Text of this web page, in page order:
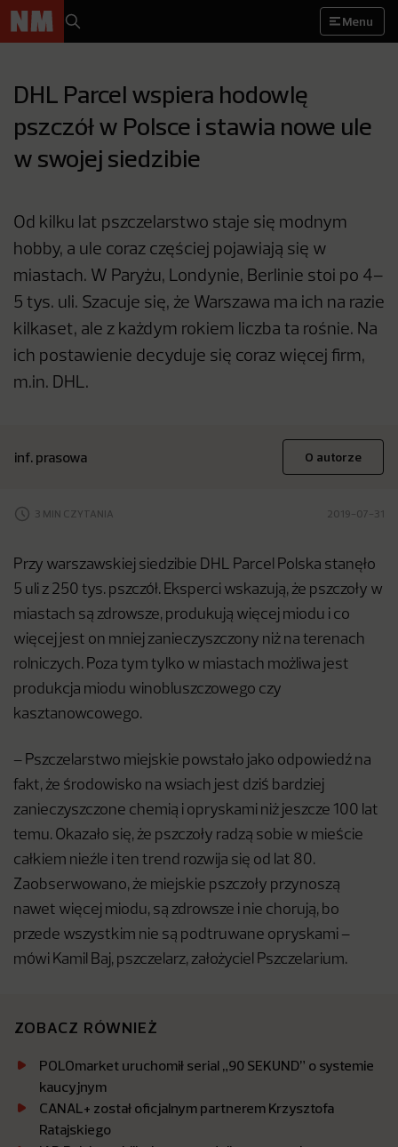
Menu
DHL Parcel wspiera hodowlę
pszczół w Polsce i stawia nowe ule
w swojej siedzibie
Od kilku lat pszczelarstwo staje się modnym
hobby, a ule coraz częściej pojawiają się w
miastach. W Paryżu, Londynie, Berlinie stoi po 4–
5 tys. uli. Szacuje się, że Warszawa ma ich na razie
kilkaset, ale z każdym rokiem liczba ta rośnie. Na
ich postawienie decyduje się coraz więcej firm,
m.in. DHL.
inf. prasowa O autorze
3 MIN CZYTANIA 2019-07-31
Przy warszawskiej siedzibie DHL Parcel Polska stanęło
5 uli z 250 tys. pszczół. Eksperci wskazują, że pszczoły w
miastach są zdrowsze, produkują więcej miodu i co
więcej jest on mniej zanieczyszczony niż na terenach
rolniczych. Poza tym tylko w miastach możliwa jest
produkcja miodu winobluszczowego czy
kasztanowcowego.
– Pszczelarstwo miejskie powstało jako odpowiedź na
fakt, że środowisko na wsiach jest dziś bardziej
zanieczyszczone chemią i opryskami niż jeszcze 100 lat
temu. Okazało się, że pszczoły radzą sobie w mieście
całkiem nieźle i ten trend rozwija się od lat 80.
Zaobserwowano, że miejskie pszczoły przynoszą
nawet więcej miodu, są zdrowsze i nie chorują, bo
przede wszystkim nie są podtruwane opryskami –
mówi Kamil Baj, pszczelarz, założyciel Pszczelarium.
ZOBACZ RÓWNIEŻ
POLOmarket uruchomił serial „90 SEKUND” o systemie
kaucyjnym
CANAL+ został oficjalnym partnerem Krzysztofa
Ratajskiego